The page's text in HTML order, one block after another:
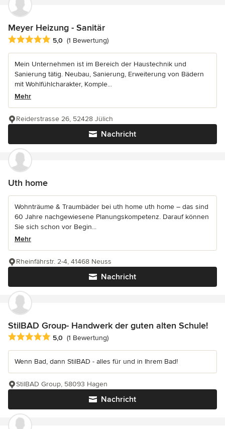
Meyer Heizung - Sanitär
Durchschnittliche Bewertung: 5 von 5 Sternen
5,0 (1 Bewertung)
Mein Unternehmen ist im Bereich der Haustechnik und
Sanierung tätig. Neubau, Sanierung, Erweiterung von Bädern
mit Wohlfühlcharakter, Komple...
Mehr
Nachricht
Reiderstrasse 26, 52428 Jülich
Uth home
Wohnträume & Traumbäder bei uth home uth home – das sind
60 Jahre nachgewiesene Planungskompetenz. Darauf können
Sie sich schon vor Begin...
Mehr
Nachricht
Rheinfährstr. 2-4, 41468 Neuss
StilBAD Group- Handwerk der guten alten Schule!
Durchschnittliche Bewertung: 5 von 5 Sternen
5,0 (1 Bewertung)
Wenn Bad, dann StilBAD - alles für und in Ihrem Bad!
Nachricht
StilBAD Group, 58093 Hagen